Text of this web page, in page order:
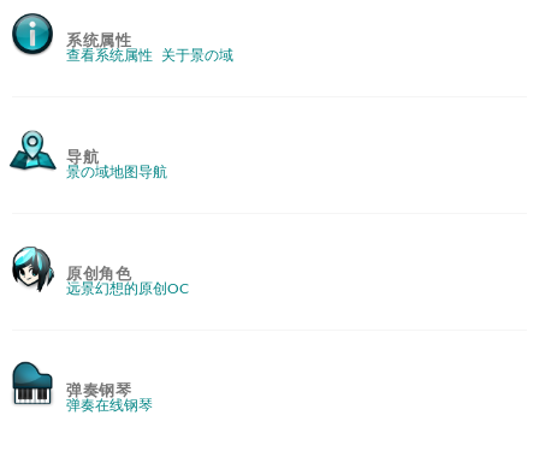
系统属性
查看系统属性 关于景の域
导航
景の域地图导航
原创角色
远景幻想的原创OC
弹奏钢琴
弹奏在线钢琴